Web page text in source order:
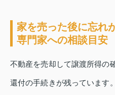
家を売った後に忘れ
専門家への相談目安
不動産を売却して譲渡所得の
還付の手続きが残っています